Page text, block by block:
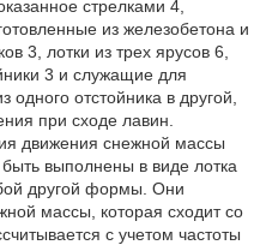
стрелками 4,
из железобетона и
3, лотки из трех ярусов 6,
3 и служащие для
отстойника в другой,
при сходе лавин.
движения снежной массы
выполнены в виде лотка
другой формы. Они
массы, которая сходит со
с учетом частоты